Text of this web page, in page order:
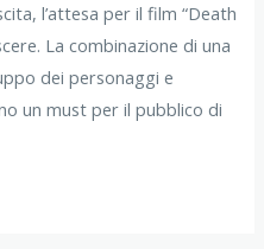
l’attesa per il film “Death
La combinazione di una
dei personaggi e
un must per il pubblico di